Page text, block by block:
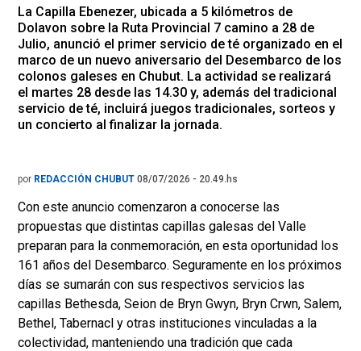
La Capilla Ebenezer, ubicada a 5 kilómetros de
Dolavon sobre la Ruta Provincial 7 camino a 28 de
Julio, anunció el primer servicio de té organizado en el
marco de un nuevo aniversario del Desembarco de los
colonos galeses en Chubut. La actividad se realizará
el martes 28 desde las 14.30 y, además del tradicional
servicio de té, incluirá juegos tradicionales, sorteos y
un concierto al finalizar la jornada.
por REDACCIÓN CHUBUT 08/07/2026 - 20.49.hs
Con este anuncio comenzaron a conocerse las
propuestas que distintas capillas galesas del Valle
preparan para la conmemoración, en esta oportunidad los
161 años del Desembarco. Seguramente en los próximos
días se sumarán con sus respectivos servicios las
capillas Bethesda, Seion de Bryn Gwyn, Bryn Crwn, Salem,
Bethel, Tabernacl y otras instituciones vinculadas a la
colectividad, manteniendo una tradición que cada